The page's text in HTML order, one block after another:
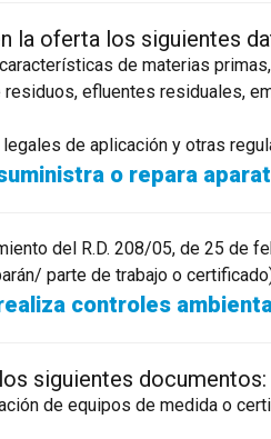
la oferta los siguientes
de materias
residuos, efluentes residuales,
de aplicación y otras
o repara
del R.D. 208/05, de 25 de
parte de trabajo o
controles
siguientes documentos:
de equipos de medida o